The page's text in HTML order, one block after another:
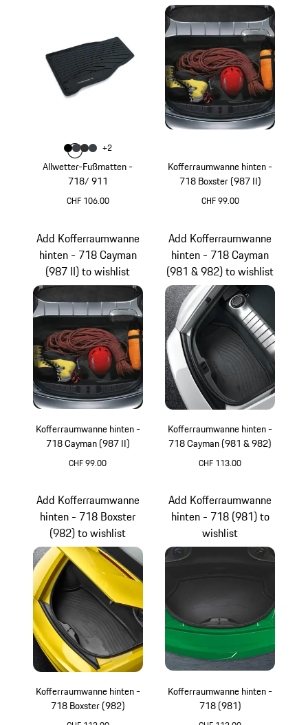
Allwetter-Fußmatten -
718/ 911
CHF 106.00
Farbe
Farbeschwarz
Farbe schiefergrau
Farbeachatgrau
Farbe
+2
Kofferraumwanne hinten -
718 Boxster (987 II)
CHF 99.00
Kofferraumwanne hinten -
718 Cayman (987 II)
CHF 99.00
Add Kofferraumwanne
hinten - 718 Cayman
(987 II) to wishlist
Kofferraumwanne hinten -
718 Cayman (981 & 982)
CHF 113.00
Add Kofferraumwanne
hinten - 718 Cayman
(981 & 982) to wishlist
Kofferraumwanne hinten -
718 Boxster (982)
Add Kofferraumwanne
hinten - 718 Boxster
(982) to wishlist
Kofferraumwanne hinten -
718 (981)
Add Kofferraumwanne
hinten - 718 (981) to
wishlist